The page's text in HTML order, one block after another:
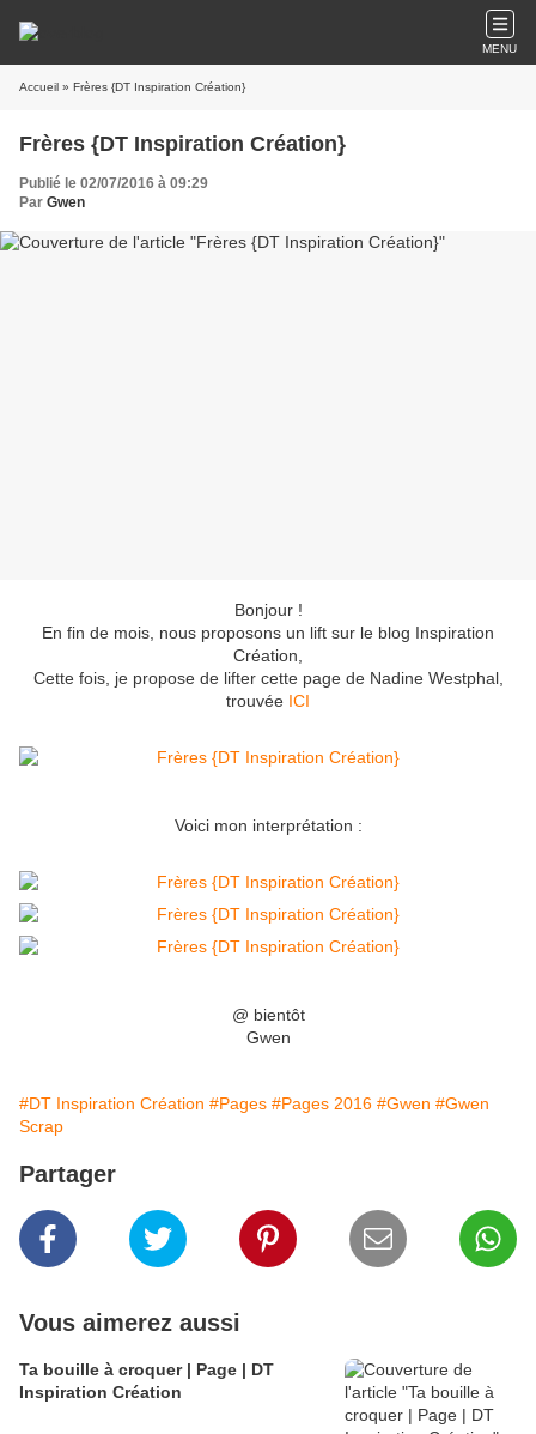
MENU
Accueil » Frères {DT Inspiration Création}
Frères {DT Inspiration Création}
Publié le 02/07/2016 à 09:29
Par Gwen
Bonjour !
En fin de mois, nous proposons un lift sur le blog Inspiration
Création,
Cette fois, je propose de lifter cette page de Nadine Westphal,
trouvée ICI
Voici mon interprétation :
@ bientôt
Gwen
#DT Inspiration Création #Pages #Pages 2016 #Gwen #Gwen
Scrap
Partager
Vous aimerez aussi
Ta bouille à croquer | Page | DT
Inspiration Création